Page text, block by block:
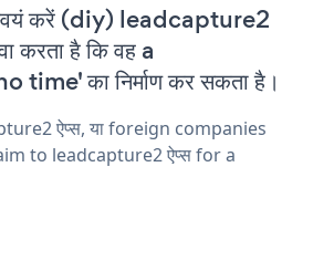
करें (diy) leadcapture2
करता है कि वह a
का निर्माण कर सकता है।
ऐप्स, या foreign companies
to leadcapture2 ऐप्स for a